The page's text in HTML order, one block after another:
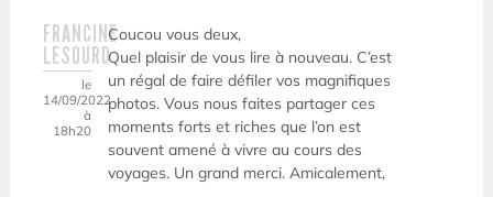
FRANCINE
LESOURD
le
14/09/2022
à
18h20
Coucou vous deux,
Quel plaisir de vous lire à nouveau. C’est
un régal de faire défiler vos magnifiques
photos. Vous nous faites partager ces
moments forts et riches que l’on est
souvent amené à vivre au cours des
voyages. Un grand merci. Amicalement,